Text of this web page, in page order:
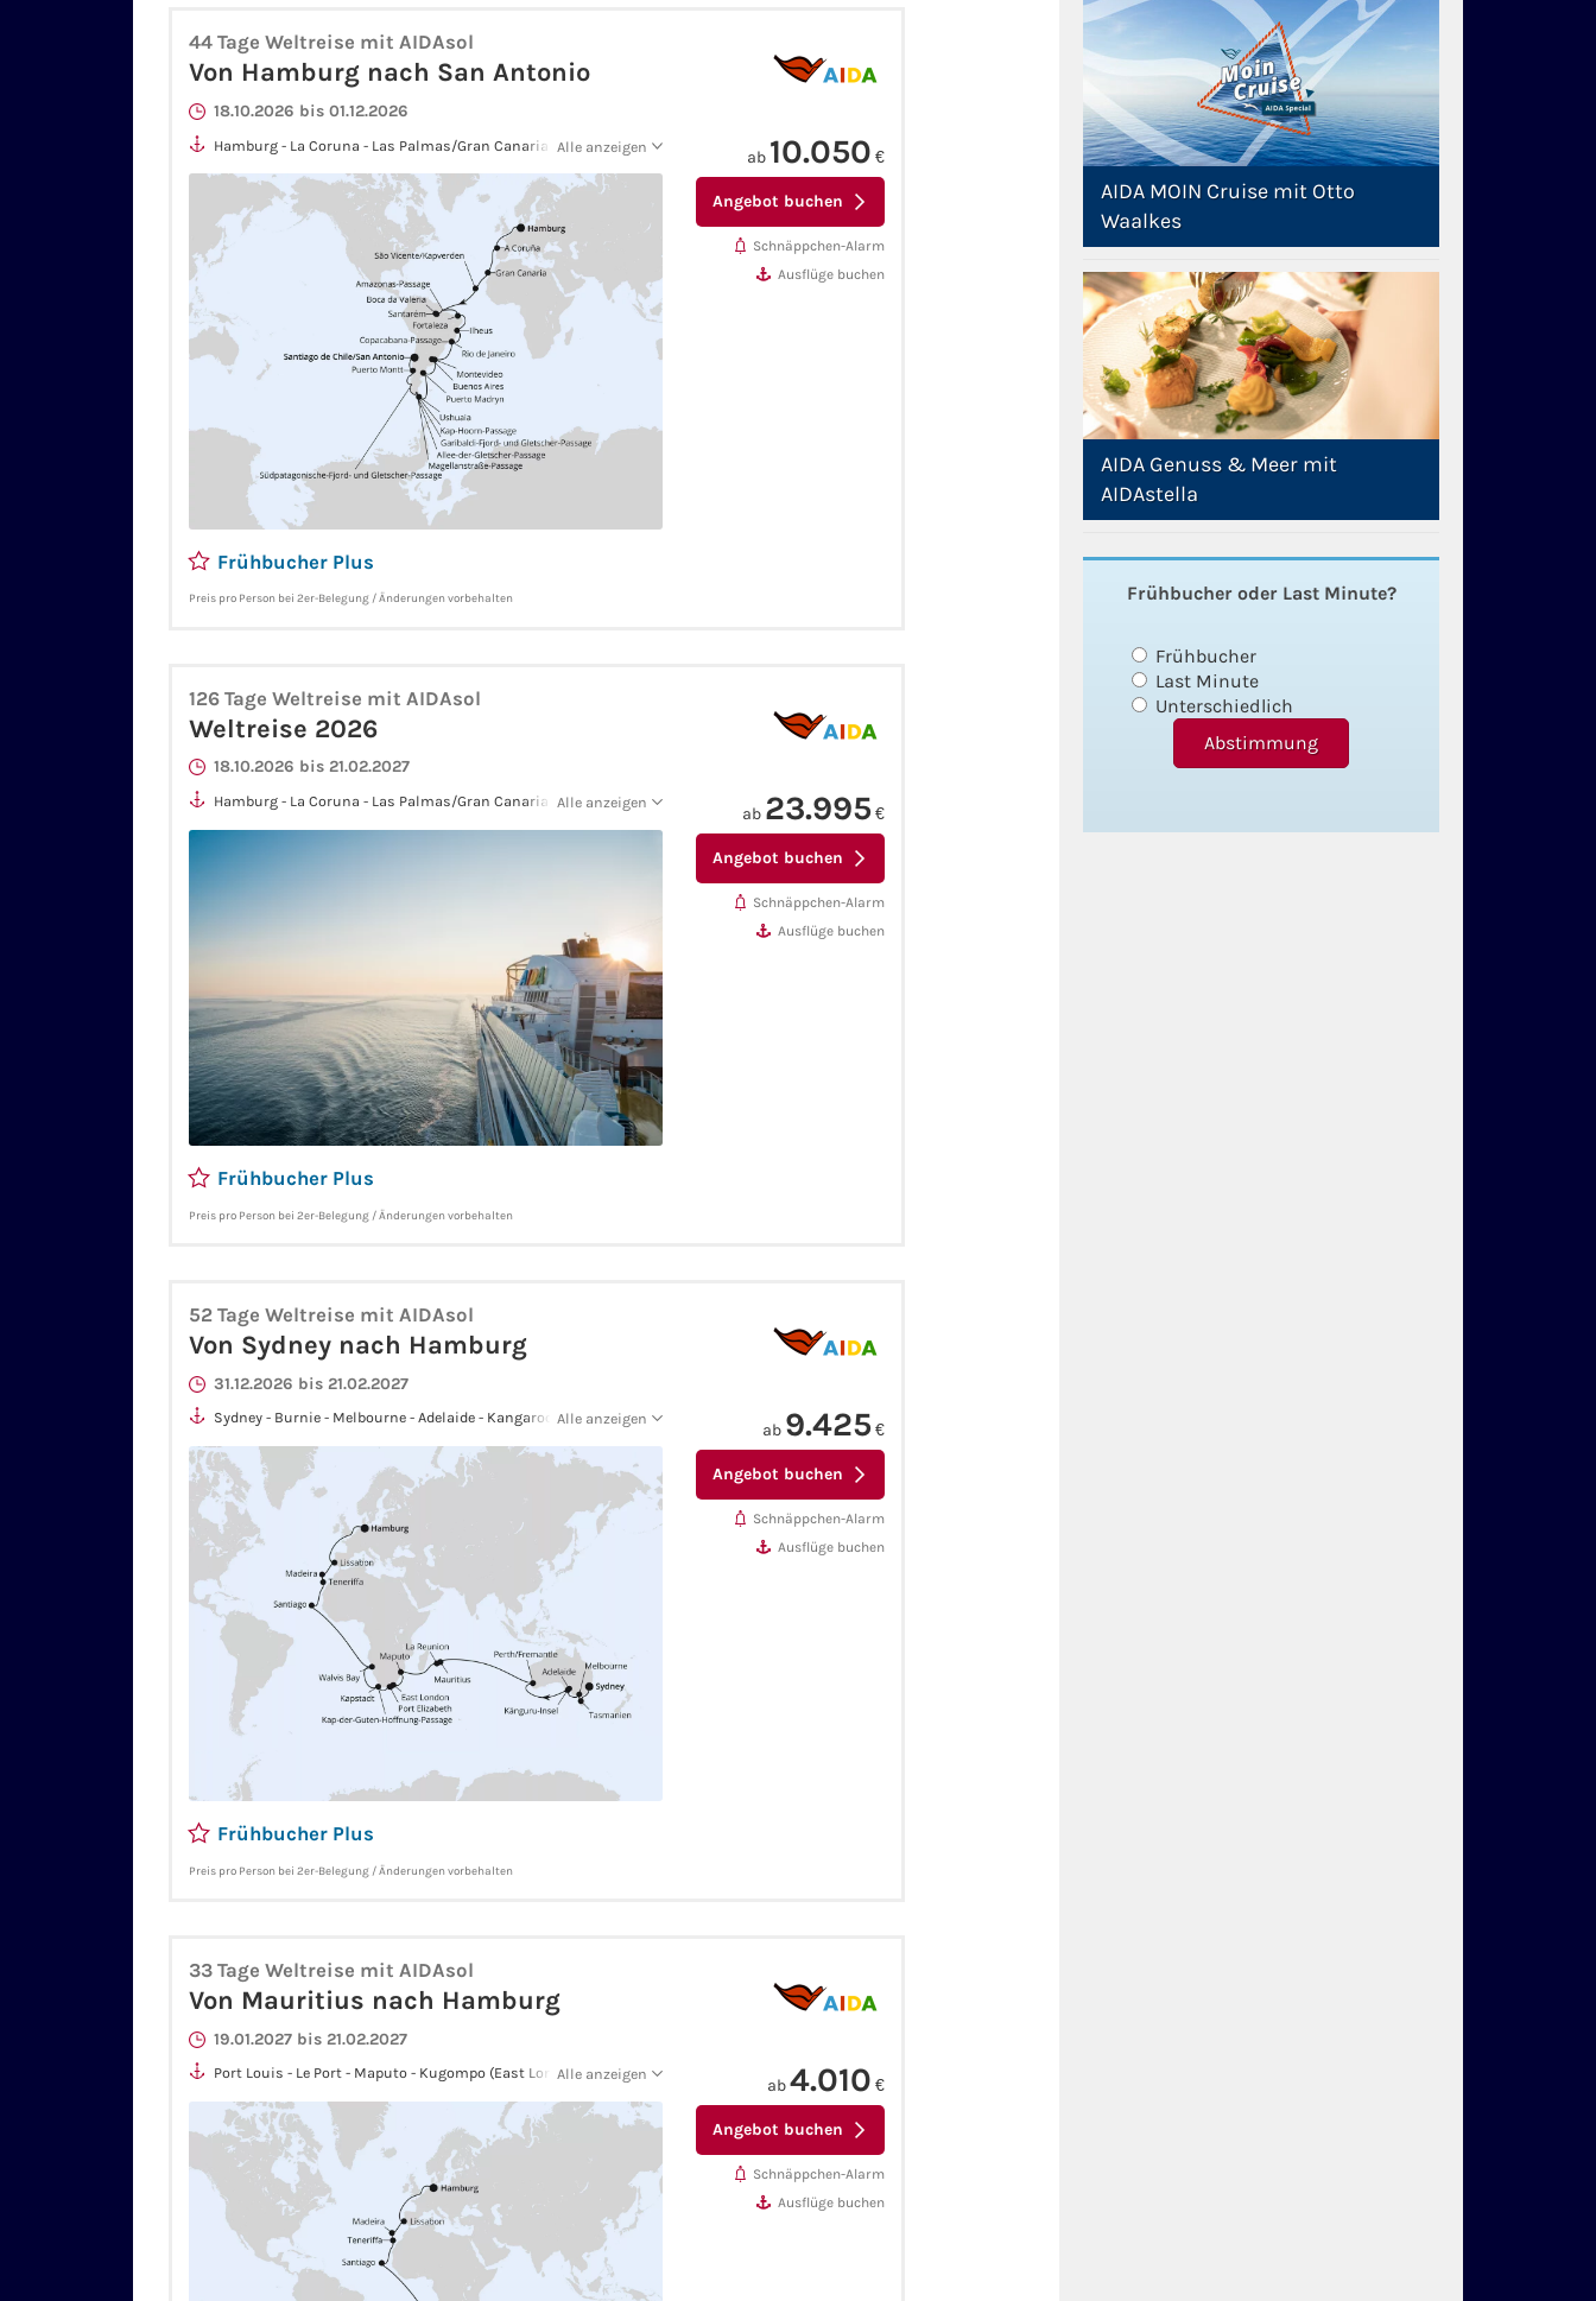
44 Tage Weltreise mit AIDAsol
Von Hamburg nach San Antonio
18.10.2026 bis 01.12.2026
Hamburg - La Coruna - Las Palmas/Gran Canaria - Mindelo -
Valeria - Amazonas-Passage - Fortaleza - Ilheus - Rio De Janeiro -
Copacabana-Passage - Montevideo - Buenos Aires - Puerto
Madryn - Ushuaia - Kap-Hoorn-Passage - Allee-Der-Gletscher-
Passage - Garibaldi-Fjord-Passage - Magellanstraße-Passage -
Südpatagonischer-Fjord - Puerto Montt - San Antonio (Santiago)
Alle anzeigen
Frühbucher Plus
ab 10.050 €
Angebot buchen
Schnäppchen-Alarm
Ausflüge buchen
Preis pro Person bei 2er-Belegung / Änderungen vorbehalten
126 Tage Weltreise mit AIDAsol
Weltreise 2026
18.10.2026 bis 21.02.2027
Hamburg - La Coruna - Las Palmas/Gran Canaria - Mindelo -
Südpatagonischer-Fjord - Puerto Montt - San Antonio (Santiago)
- Osterinsel - Ducie-Island-Passage - Tuamotu-Archipel-Passage -
Tahiti - Moorea - Uturoa - Arutanga, Aitutaki - Nuku'alofa - Suva,
Fiji - Lautoka - Mystery Island - Lifou - Noumea - Sydney - Burnie -
Melbourne - Adelaide - Kangaroo Island - Fremantle - Port Louis -
Le Port - Maputo - Kugompo (East London) - Gqeberha (Port
Elizabeth) - Kap-Der-Guten-Hoffnung-Pass - Kapstadt - Walvis Bay
- äquatorüberquerung - Santiago/Praia (Kapverden) - Santa Cruz
De Tenerife - Funchal/Madeira - Lissabon - Hamburg
Alle anzeigen
Frühbucher Plus
ab 23.995€
Angebot buchen
Schnäppchen-Alarm
Ausflüge buchen
Preis pro Person bei 2er-Belegung / Änderungen vorbehalten
52 Tage Weltreise mit AIDAsol
Von Sydney nach Hamburg
31.12.2026 bis 21.02.2027
Sydney - Burnie - Melbourne - Adelaide - Kangaroo Island -
London) - Gqeberha (Port Elizabeth) - Kap-Der-Guten-Hoffnung-
Pass - Kapstadt - Walvis Bay - äquatorüberquerung -
Santiago/Praia (Kapverden) - Santa Cruz De Tenerife -
Funchal/Madeira - Lissabon - Hamburg
Alle anzeigen
Frühbucher Plus
ab 9.425€
Angebot buchen
Schnäppchen-Alarm
Ausflüge buchen
Preis pro Person bei 2er-Belegung / Änderungen vorbehalten
33 Tage Weltreise mit AIDAsol
Von Mauritius nach Hamburg
19.01.2027 bis 21.02.2027
Port Louis - Le Port - Maputo - Kugompo (East London) - Gqeberha
Walvis Bay - äquatorüberquerung - Santiago/Praia (Kapverden) -
Santa Cruz De Tenerife - Funchal/Madeira - Lissabon - Hamburg
Alle anzeigen
ab4.010 €
Angebot buchen
Schnäppchen-Alarm
Ausflüge buchen
AIDA MOIN Cruise mit Otto
Waalkes
AIDA Genuss & Meer mit
AIDAstella
Frühbucher oder Last Minute?
Frühbucher
Last Minute
Unterschiedlich